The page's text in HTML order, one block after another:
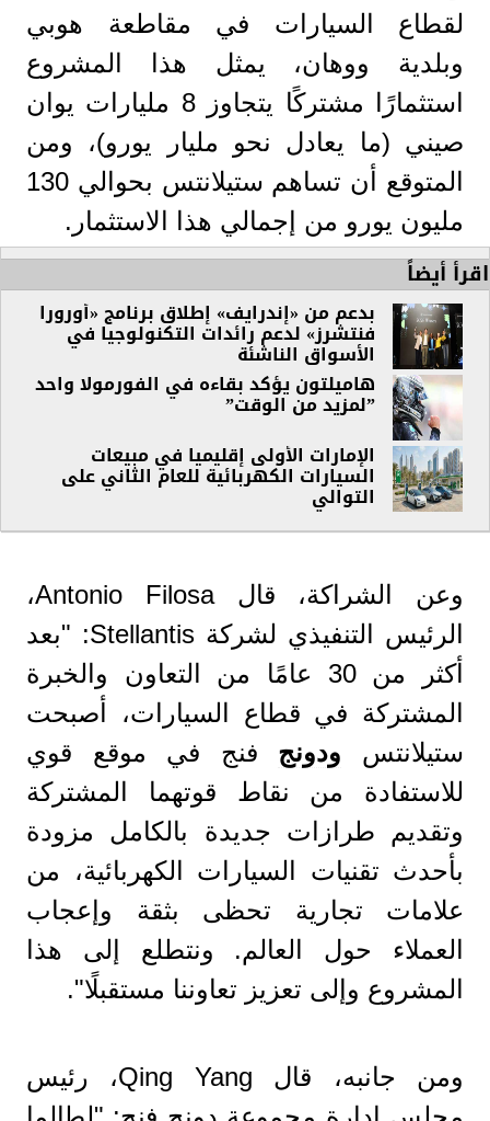
لقطاع السيارات في مقاطعة هوبي
وبلدية ووهان، يمثل هذا المشروع
استثمارًا مشتركًا يتجاوز 8 مليارات يوان
صيني (ما يعادل نحو مليار يورو)، ومن
المتوقع أن تساهم ستيلانتس بحوالي 130
مليون يورو من إجمالي هذا الاستثمار.
اقرأ أيضاً
بدعم من «إندرايف» إطلاق برنامج «أورورا
فنتشرز» لدعم رائدات التكنولوجيا في
الأسواق الناشئة
هاميلتون يؤكد بقاءه في الفورمولا واحد
”لمزيد من الوقت”
الإمارات الأولى إقليميا في مبيعات
السيارات الكهربائية للعام الثاني على
التوالي
وعن الشراكة، قال Antonio Filosa،
الرئيس التنفيذي لشركة Stellantis: "بعد
أكثر من 30 عامًا من التعاون والخبرة
المشتركة في قطاع السيارات، أصبحت
ستيلانتس ودونج فنج في موقع قوي
للاستفادة من نقاط قوتهما المشتركة
وتقديم طرازات جديدة بالكامل مزودة
بأحدث تقنيات السيارات الكهربائية، من
علامات تجارية تحظى بثقة وإعجاب
العملاء حول العالم. ونتطلع إلى هذا
المشروع وإلى تعزيز تعاوننا مستقبلًا".
ومن جانبه، قال Qing Yang، رئيس